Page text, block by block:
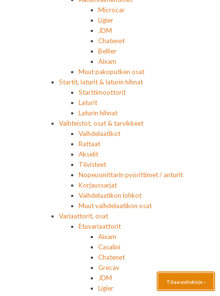
Microcar
Ligier
JDM
Chatenet
Bellier
Aixam
Muut pakoputken osat
Startit, laturit & laturin hihnat
Starttimoottorit
Laturit
Laturin hihnat
Vaihteistot, osat & tarvikkeet
Vaihdelaatikot
Rattaat
Akselit
Tiivisteet
Nopeusmittarin pyörittimet / anturit
Korjaussarjat
Vaihdelaatikon lohkot
Muut vaihdelaatikon osat
Variaattorit, osat
Etuvariaattorit
Aixam
Casalini
Chatenet
Grecav
JDM
Ligier
Tilaa uutiskirje ›